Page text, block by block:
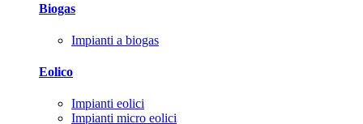
Biogas
Impianti a biogas
Eolico
Impianti eolici
Impianti micro eolici